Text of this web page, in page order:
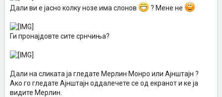
Дали ви е јасно колку нозе има слонов ? Мене не
Ги пронајдовте сите срнчиња?
Дали на сликата ја гледате Мерлин Монро или Ајнштајн ?
Ако го гледате Ајнштајн оддалечете се од екранот и ке ја
видите Мерлин.